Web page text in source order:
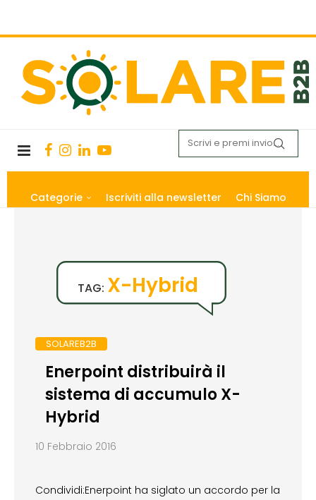
Categorie Iscriviti alla newsletter Chi Siamo
TAG: X-Hybrid
SOLAREB2B
Enerpoint distribuirà il
sistema di accumulo X-
Hybrid
10 Febbraio 2016
Condividi:Enerpoint ha siglato un accordo per la